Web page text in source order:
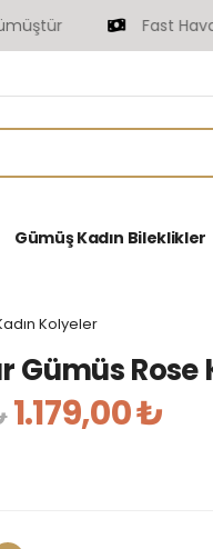
Fast Havale
Gümüş Kadın Bileklikler
Kolyeler
Gümüs
1.179,00 ₺